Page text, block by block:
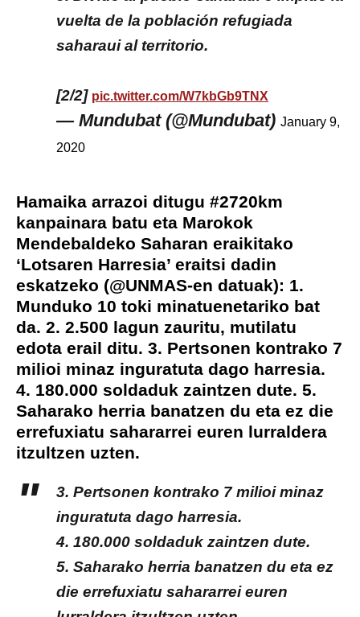
vuelta de la población refugiada
saharaui al territorio.
[2/2] pic.twitter.com/W7kbGb9TNX
— Mundubat (@Mundubat) January 9,
2020
Hamaika arrazoi ditugu #2720km
kanpainara batu eta Marokok
Mendebaldeko Saharan eraikitako
‘Lotsaren Harresia’ eraitsi dadin
eskatzeko (@UNMAS-en datuak): 1.
Munduko 10 toki minatuenetariko bat
da. 2. 2.500 lagun zauritu, mutilatu
edota erail ditu. 3. Pertsonen kontrako 7
milioi minaz inguratuta dago harresia.
4. 180.000 soldaduk zaintzen dute. 5.
Saharako herria banatzen du eta ez die
errefuxiatu sahararrei euren lurraldera
itzultzen uzten.
3. Pertsonen kontrako 7 milioi minaz
inguratuta dago harresia.
4. 180.000 soldaduk zaintzen dute.
5. Saharako herria banatzen du eta ez
die errefuxiatu sahararrei euren